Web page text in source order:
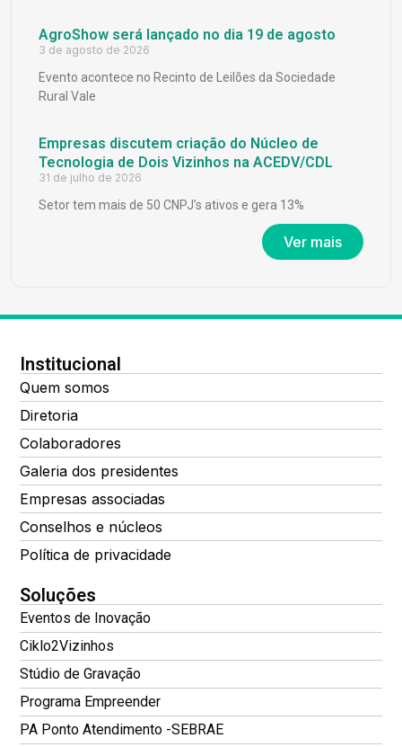
AgroShow será lançado no dia 19 de agosto
3 de agosto de 2026
Evento acontece no Recinto de Leilões da Sociedade
Rural Vale
Empresas discutem criação do Núcleo de
Tecnologia de Dois Vizinhos na ACEDV/CDL
31 de julho de 2026
Setor tem mais de 50 CNPJ’s ativos e gera 13%
Ver mais
Institucional
Quem somos
Diretoria
Colaboradores
Galeria dos presidentes
Empresas associadas
Conselhos e núcleos
Política de privacidade
Soluções
Eventos de Inovação
Ciklo2Vizinhos
Stúdio de Gravação
Programa Empreender
PA Ponto Atendimento -SEBRAE